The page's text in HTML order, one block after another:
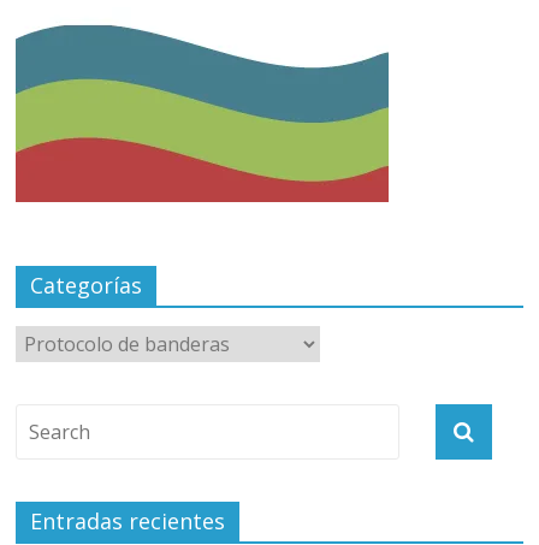
Categorías
Entradas recientes